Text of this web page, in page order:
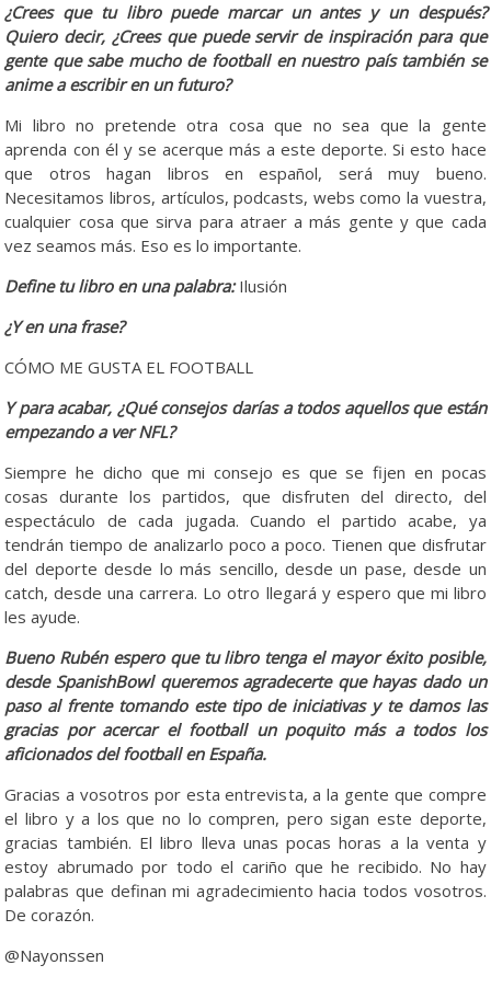
¿Crees que tu libro puede marcar un antes y un después?
Quiero decir, ¿Crees que puede servir de inspiración para que
gente que sabe mucho de football en nuestro país también se
anime a escribir en un futuro?
Mi libro no pretende otra cosa que no sea que la gente
aprenda con él y se acerque más a este deporte. Si esto hace
que otros hagan libros en español, será muy bueno.
Necesitamos libros, artículos, podcasts, webs como la vuestra,
cualquier cosa que sirva para atraer a más gente y que cada
vez seamos más. Eso es lo importante.
Define tu libro en una palabra:Ilusión
¿Y en una frase?
CÓMO ME GUSTA EL FOOTBALL
Y para acabar, ¿Qué consejos darías a todos aquellos que están
empezando a ver NFL?
Siempre he dicho que mi consejo es que se fijen en pocas
cosas durante los partidos, que disfruten del directo, del
espectáculo de cada jugada. Cuando el partido acabe, ya
tendrán tiempo de analizarlo poco a poco. Tienen que disfrutar
del deporte desde lo más sencillo, desde un pase, desde un
catch, desde una carrera. Lo otro llegará y espero que mi libro
les ayude.
Bueno Rubén espero que tu libro tenga el mayor éxito posible,
desde SpanishBowl queremos agradecerte que hayas dado un
paso al frente tomando este tipo de iniciativas y te damos las
gracias por acercar el football un poquito más a todos los
aficionados del football en España.
Gracias a vosotros por esta entrevista, a la gente que compre
el libro y a los que no lo compren, pero sigan este deporte,
gracias también. El libro lleva unas pocas horas a la venta y
estoy abrumado por todo el cariño que he recibido. No hay
palabras que definan mi agradecimiento hacia todos vosotros.
De corazón.
@Nayonssen